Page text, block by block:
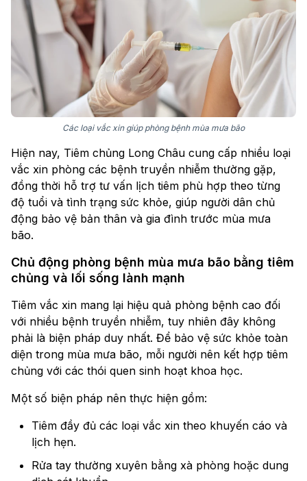
Các loại vắc xin giúp phòng bệnh mùa mưa bão
Hiện nay, Tiêm chủng Long Châu cung cấp nhiều loại
vắc xin phòng các bệnh truyền nhiễm thường gặp,
đồng thời hỗ trợ tư vấn lịch tiêm phù hợp theo từng
độ tuổi và tình trạng sức khỏe, giúp người dân chủ
động bảo vệ bản thân và gia đình trước mùa mưa
bão.
Chủ động phòng bệnh mùa mưa bão bằng tiêm
chủng và lối sống lành mạnh
Tiêm vắc xin mang lại hiệu quả phòng bệnh cao đối
với nhiều bệnh truyền nhiễm, tuy nhiên đây không
phải là biện pháp duy nhất. Để bảo vệ sức khỏe toàn
diện trong mùa mưa bão, mỗi người nên kết hợp tiêm
chủng với các thói quen sinh hoạt khoa học.
Một số biện pháp nên thực hiện gồm:
Tiêm đầy đủ các loại vắc xin theo khuyến cáo và
lịch hẹn.
Rửa tay thường xuyên bằng xà phòng hoặc dung